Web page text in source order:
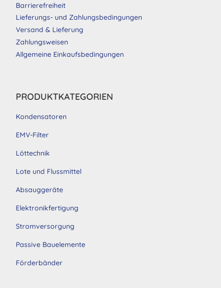
Barrierefreiheit
Lieferungs- und Zahlungsbedingungen
Versand & Lieferung
Zahlungsweisen
Allgemeine Einkaufsbedingungen
PRODUKTKATEGORIEN
Kondensatoren
EMV-Filter
Löttechnik
Lote und Flussmittel
Absauggeräte
Elektronikfertigung
Stromversorgung
Passive Bauelemente
Förderbänder